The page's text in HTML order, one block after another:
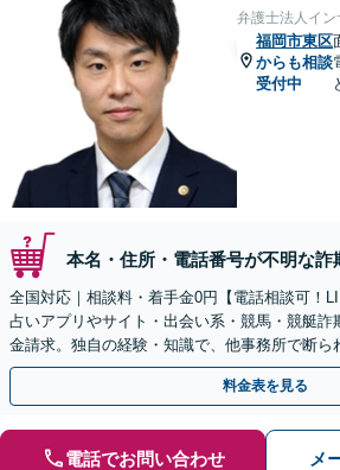
弁護士法人イ
福岡市東区
からも相談
受付中
本名・住所・電話番号が不明な詐
全国対応｜相談料・着手金0円【電話相談可！
占いアプリやサイト・出会い系・競馬・競艇詐
金請求。独自の経験・知識で、他事務所で断ら
決に導いた実績あり。まずはお気軽にご相談く
料金表を見る
電話でお問い合わせ メ